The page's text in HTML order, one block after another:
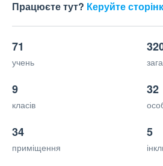
Працюєте тут? Керуйте
71
учень
9
класів
32
34
приміщення
5